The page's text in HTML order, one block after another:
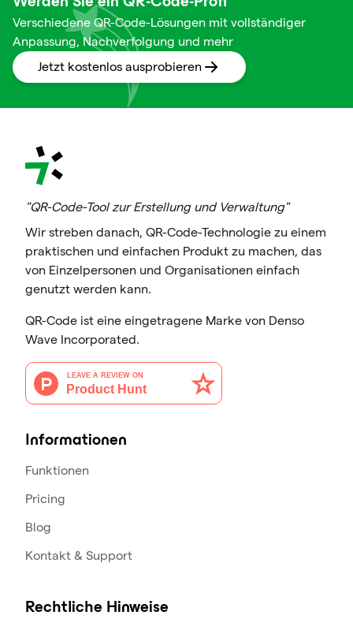
Verschiedene QR-Code-Lösungen mit vollständiger
Anpassung, Nachverfolgung und mehr
Jetzt kostenlos ausprobieren
"QR-Code-Tool zur Erstellung und Verwaltung"
Wir streben danach, QR-Code-Technologie zu einem
praktischen und einfachen Produkt zu machen, das
von Einzelpersonen und Organisationen einfach
genutzt werden kann.
QR-Code ist eine eingetragene Marke von Denso
Wave Incorporated.
Informationen
Funktionen
Pricing
Blog
Kontakt & Support
Rechtliche Hinweise